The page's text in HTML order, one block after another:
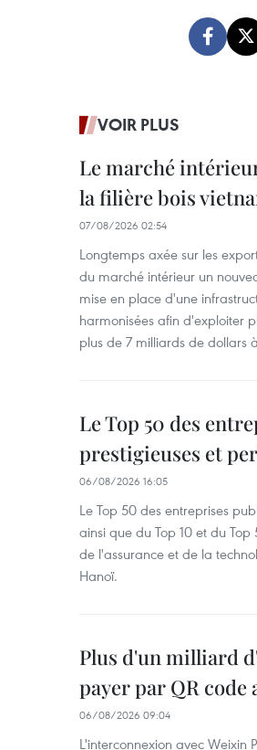
VOIR PLUS
Le marché
la filière bois
07/08/2026 02:54
Longtemps axée sur les
du marché intérieur un
mise en place d'une
harmonisées afin d'exploiter
plus de 7 milliards de dollars
Le Top 50 des
prestigieuses et
06/08/2026 16:05
Le Top 50 des entreprises
ainsi que du Top 10 et du
de l'assurance et de la
Hanoï.
Plus d'un milliard
payer par QR code
06/08/2026 09:04
L'interconnexion avec Weixin